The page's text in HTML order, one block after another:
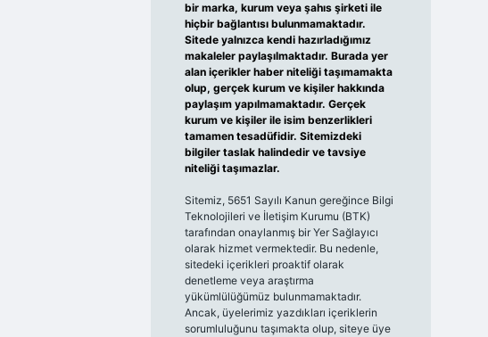
bir marka, kurum veya şahıs şirketi ile
hiçbir bağlantısı bulunmamaktadır.
Sitede yalnızca kendi hazırladığımız
makaleler paylaşılmaktadır. Burada yer
alan içerikler haber niteliği taşımamakta
olup, gerçek kurum ve kişiler hakkında
paylaşım yapılmamaktadır. Gerçek
kurum ve kişiler ile isim benzerlikleri
tamamen tesadüfidir. Sitemizdeki
bilgiler taslak halindedir ve tavsiye
niteliği taşımazlar.
Sitemiz, 5651 Sayılı Kanun gereğince Bilgi
Teknolojileri ve İletişim Kurumu (BTK)
tarafından onaylanmış bir Yer Sağlayıcı
olarak hizmet vermektedir. Bu nedenle,
sitedeki içerikleri proaktif olarak
denetleme veya araştırma
yükümlülüğümüz bulunmamaktadır.
Ancak, üyelerimiz yazdıkları içeriklerin
sorumluluğunu taşımakta olup, siteye üye